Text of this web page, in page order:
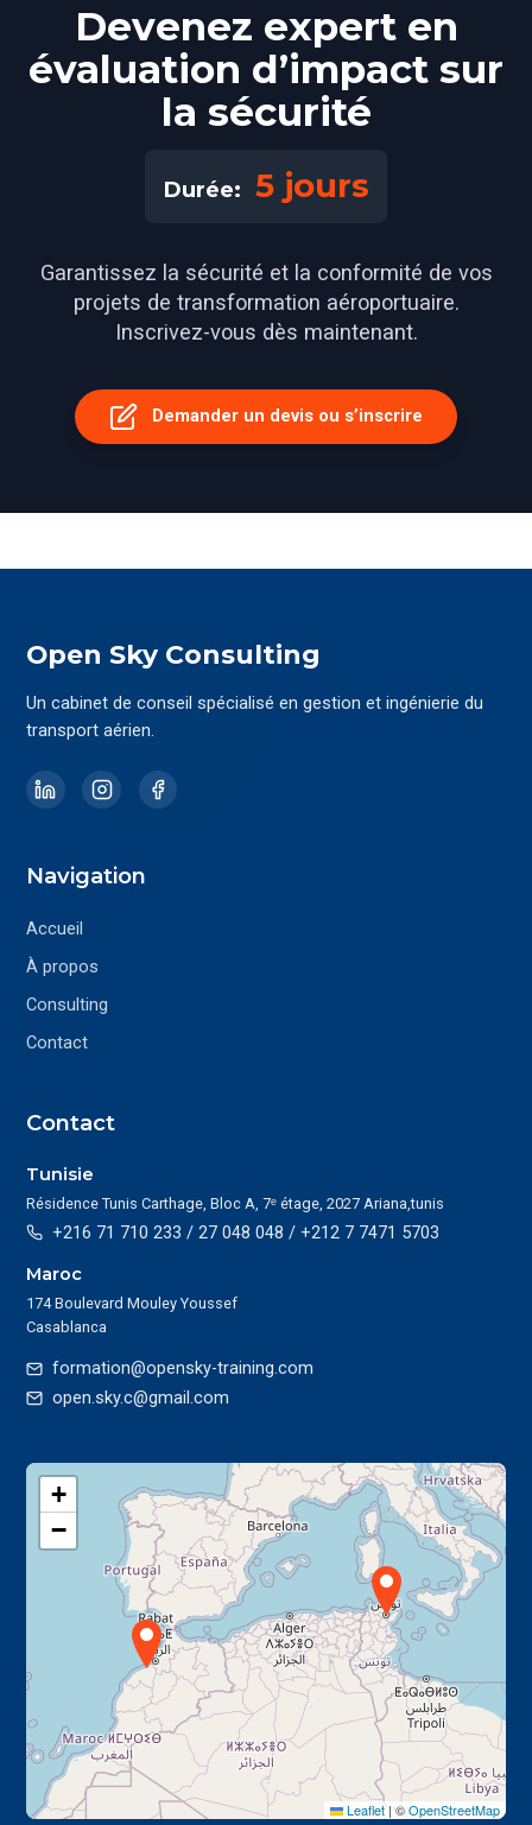
Devenez expert en
évaluation d’impact sur
la sécurité
Durée: 5 jours
Garantissez la sécurité et la conformité de vos
projets de transformation aéroportuaire.
Inscrivez-vous dès maintenant.
Demander un devis ou s’inscrire
Open Sky Consulting
Un cabinet de conseil spécialisé en gestion et ingénierie du
transport aérien.
Navigation
Accueil
À propos
Consulting
Contact
Contact
Tunisie
Résidence Tunis Carthage, Bloc A, 7ᵉ étage, 2027 Ariana,tunis
+216 71 710 233 / 27 048 048 / +212 7 7471 5703
Maroc
174 Boulevard Mouley Youssef
Casablanca
formation@opensky-training.com
open.sky.c@gmail.com
+
−
Leaflet | ©OpenStreetMap